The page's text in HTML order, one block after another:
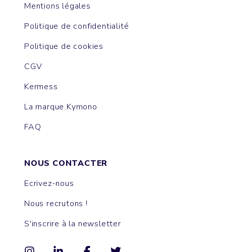
Mentions légales
Politique de confidentialité
Politique de cookies
CGV
Kermess
La marque Kymono
FAQ
NOUS CONTACTER
Ecrivez-nous
Nous recrutons !
S'inscrire à la newsletter